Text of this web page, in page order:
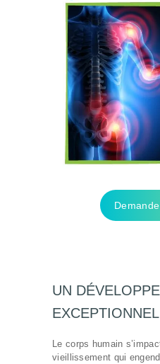
UN
EXCEPTIONNEL
Le corps humain
vieillissement qui